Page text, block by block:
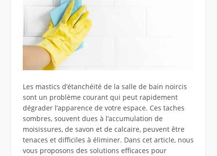
Les mastics d’étanchéité de la salle de bain noircis
sont un problème courant qui peut rapidement
dégrader l’apparence de votre espace. Ces taches
sombres, souvent dues à l’accumulation de
moisissures, de savon et de calcaire, peuvent être
tenaces et difficiles à éliminer. Dans cet article, nous
vous proposons des solutions efficaces pour